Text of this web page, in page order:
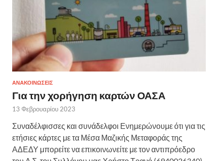
ΑΝΑΚΟΙΝΩΣΕΙΣ
Για την χορήγηση καρτών ΟΑΣΑ
13 Φεβρουαρίου 2023
Συναδέλφισσες και συνάδελφοι Ενημερώνουμε ότι για τις
ετήσιες κάρτες με τα Μέσα Μαζικής Μεταφοράς της
ΑΔΕΔΥ μπορείτε να επικοινωνείτε με τον αντιπρόεδρο